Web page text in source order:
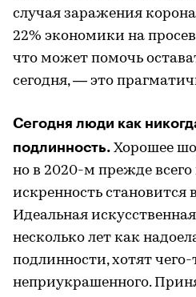
случая заражения
22% экономики на
что может помочь
сегодня, — это
Сегодня люди как
подлинность. Хорошее
но в 2020-м прежде всего
искренность становится
Идеальная
несколько лет как
подлинности, хотят чего-
неприукрашенного.